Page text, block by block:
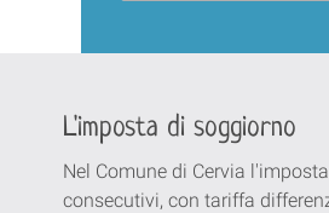
L'imposta di soggiorno
Nel Comune di Cervia
consecutivi, con tariffa